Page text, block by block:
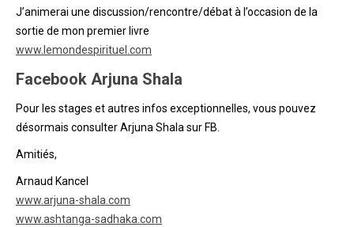
J’animerai une discussion/rencontre/débat à l’occasion de la
sortie de mon premier livre
www.lemondespirituel.com
Facebook Arjuna Shala
Pour les stages et autres infos exceptionnelles, vous pouvez
désormais consulter Arjuna Shala sur FB.
Amitiés,
Arnaud Kancel
www.arjuna-shala.com
www.ashtanga-sadhaka.com